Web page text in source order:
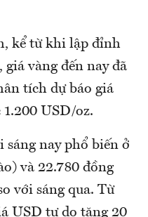
kể từ khi lập đỉnh
giá vàng đến nay đã
tích dự báo giá
1.200 USD/oz.
nay phổ biến ở
và 22.780 đồng
với sáng qua. Từ
USD tự do tăng 20